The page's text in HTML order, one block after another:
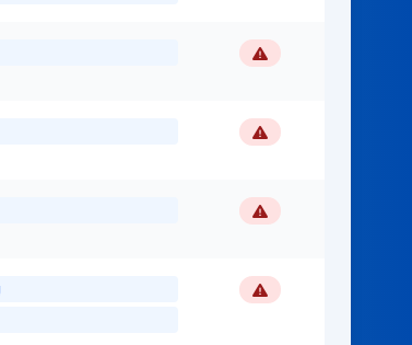
Flagged
Flagged
Flagged
Flagged